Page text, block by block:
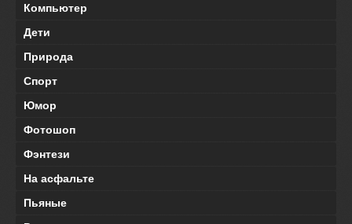
Компьютер
Дети
Природа
Спорт
Юмор
Фотошоп
Фэнтези
На асфальте
Пьяные